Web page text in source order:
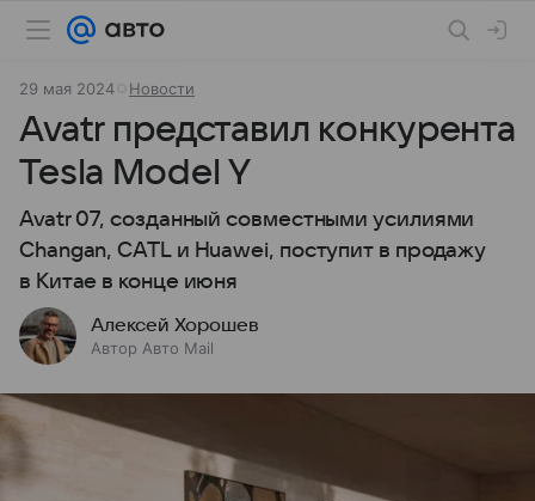
29 мая 2024 Новости
Avatr представил конкурента
Tesla Model Y
Avatr 07, созданный совместными усилиями
Changan, CATL и Huawei, поступит в продажу
в Китае в конце июня
Алексей Хорошев
Автор Авто Mail